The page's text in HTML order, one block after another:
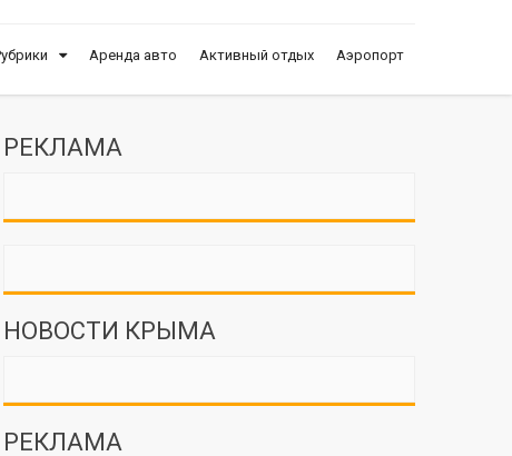
Аренда авто Активный отдых Аэропорт
РЕКЛАМА
НОВОСТИ КРЫМА
РЕКЛАМА